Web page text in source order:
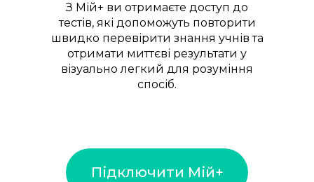
З Мій+ ви отримаєте доступ до
тестів, які допоможуть повторити
швидко перевірити знання учнів та
отримати миттєві результати у
візуально легкий для розуміння
спосіб.
Підключити Мій+